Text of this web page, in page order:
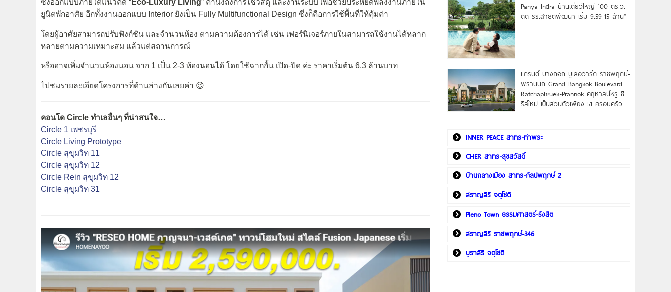
ซึ่งออกแบบภายใต้แนวคิด “Eco-Luxury Living” คำนึงถึงการใช้วัสดุ และงานระบบ เพื่อช่วยประหยัดพลังงานภายใน
ยูนิตพักอาศัย อีกทั้งงานออกแบบ Interior ยังเป็น Fully Multifunctional Design ซึ่งก็คือการใช้พื้นที่ให้คุ้มค่า
โดยผู้อาศัยสามารถปรับฟังก์ชัน และจำนวนห้อง ตามความต้องการได้ เช่น เฟอร์นิเจอร์ภายในสามารถใช้งานได้หลาก
หลายตามความเหมาะสม แล้วแต่สถานการณ์
หรืออาจเพิ่มจำนวนห้องนอน จาก 1 เป็น 2-3 ห้องนอนได้ โดยใช้ฉากกั้น เปิด-ปิด ค่ะ ราคาเริ่มต้น 6.3 ล้านบาท
ไปชมรายละเอียดโครงการที่ด้านล่างกันเลยค่า 😉
คอนโด Circle ทำเลอื่นๆ ที่น่าสนใจ…
Circle 1 เพชรบุรี
Circle Living Prototype
Circle สุขุมวิท 11
Circle สุขุมวิท 12
Circle Rein สุขุมวิท 12
Circle สุขุมวิท 31
Panya Indra บ้านเดี่ยวใหญ่ 100 ตร.ว.
ดิด รร.สาธิตพัฒนา เริ่ม 9.59-15 ล้าน*
แกรนด์ บางกอก บูเลอวาร์ด ราชพฤกษ์-
พรานนก Grand Bangkok Boulevard
Ratchaphruek-Prannok คฤหาสน์หรู ซี
รีส์ใหม่ เป็นส่วนตัวเพียง 51 ครอบครัว
INNER PEACE สาทร-ท่าพระ
CHER สาทร-สุขสวัสดิ์
บ้านกลางเมือง สาทร-กัลปพฤกษ์ 2
สราญสิริ จตุโชติ
Pleno Town ธรรมศาสตร์-รังสิต
สราญสิริ ราชพฤกษ์-346
บุราสิริ จตุโชติ